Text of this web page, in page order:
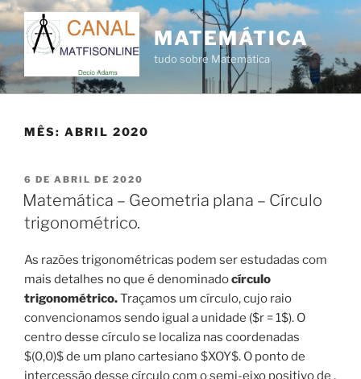
Pular
para
o
conteúdo
MATEMÁTICA
tudo sobre Matemática
MÊS: ABRIL 2020
PUBLICADO
EM
6 DE ABRIL DE 2020
Matemática – Geometria plana – Círculo
trigonométrico.
As razões trigonométricas podem ser estudadas com
mais detalhes no que é denominadocírculo
trigonométrico.Traçamos um círculo, cujo raio
convencionamos sendo igual a unidade ($r = 1$). O
centro desse círculo se localiza nas coordenadas
$(0,0)$ de um plano cartesiano $XOY$. O ponto de
intercessão desse círculo com o semi-eixo positivo de ,